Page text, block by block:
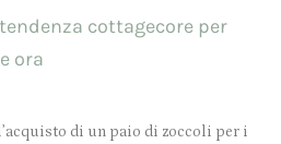
cottagecore per
ora
di un paio di zoccoli per i